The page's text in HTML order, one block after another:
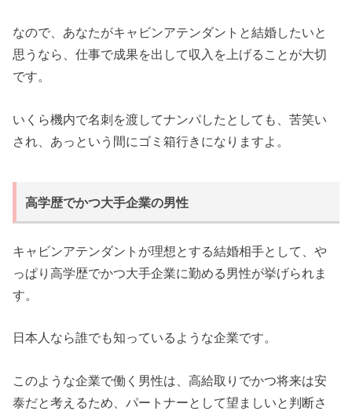
なので、あなたがキャビンアテンダントと結婚したいと
思うなら、仕事で成果を出して収入を上げることが大切
です。
いくら機内で名刺を渡してナンパしたとしても、苦笑い
され、あっという間にゴミ箱行きになりますよ。
高学歴でかつ大手企業の男性
キャビンアテンダントが理想とする結婚相手として、や
っぱり高学歴でかつ大手企業に勤める男性が挙げられま
す。
日本人なら誰でも知っているような企業です。
このような企業で働く男性は、高給取りでかつ将来は安
泰だと考えるため、パートナーとして望ましいと判断さ